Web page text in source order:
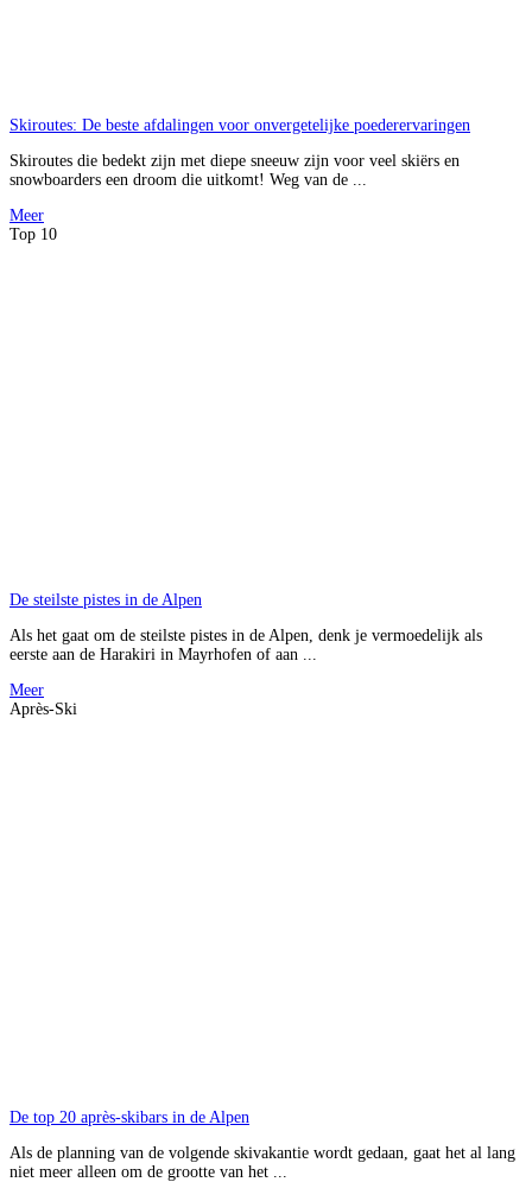
Skiroutes: De beste afdalingen voor onvergetelijke poederervaringen
Skiroutes die bedekt zijn met diepe sneeuw zijn voor veel skiërs en
snowboarders een droom die uitkomt! Weg van de ...
Meer
Top 10
De steilste pistes in de Alpen
Als het gaat om de steilste pistes in de Alpen, denk je vermoedelijk als
eerste aan de Harakiri in Mayrhofen of aan ...
Meer
Après-Ski
De top 20 après-skibars in de Alpen
Als de planning van de volgende skivakantie wordt gedaan, gaat het al lang
niet meer alleen om de grootte van het ...